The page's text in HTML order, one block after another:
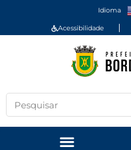
Idioma
Acessibilidade